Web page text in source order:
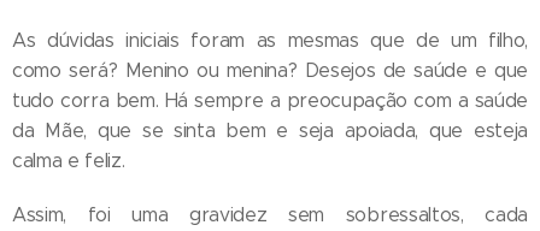
As dúvidas iniciais foram as mesmas que de um filho,
como será? Menino ou menina? Desejos de saúde e que
tudo corra bem. Há sempre a preocupação com a saúde
da Mãe, que se sinta bem e seja apoiada, que esteja
calma e feliz.
Assim, foi uma gravidez sem sobressaltos, cada